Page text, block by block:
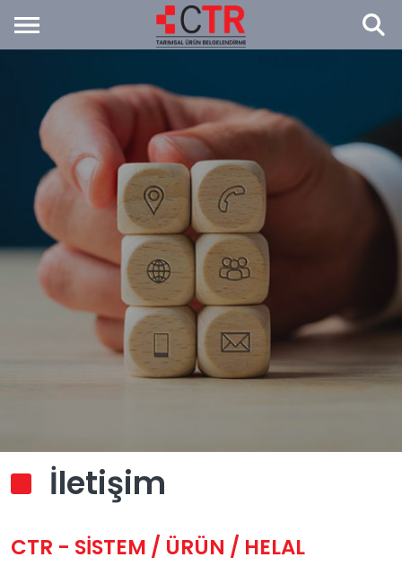
İletişim
CTR - SİSTEM / ÜRÜN / HELAL